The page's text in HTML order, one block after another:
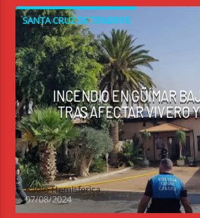
SANTA CRUZ DE TENERIFE
INCENDIO EN GÜÍMAR
TRAS AFECTAR VIVERO
Radio Hemisferica
07/08/2024